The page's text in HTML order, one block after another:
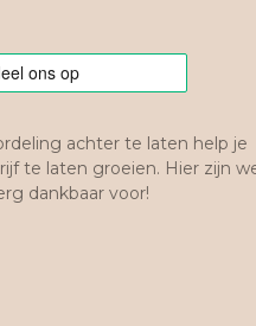
achter te laten help je
te laten groeien. Hier zijn
dankbaar voor!